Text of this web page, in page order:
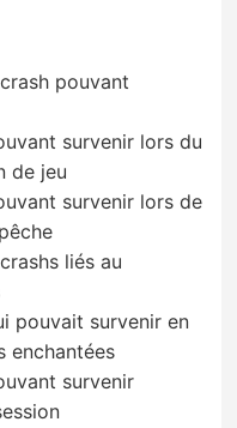
pouvant
survenir lors du
de jeu
survenir lors de
liés au
pouvait survenir en
enchantées
survenir